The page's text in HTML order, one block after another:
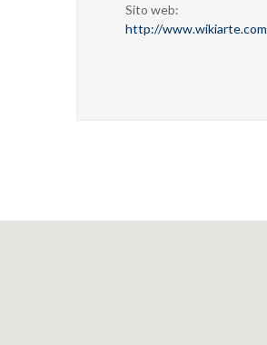
Sito web:
http://www.wikiarte.com